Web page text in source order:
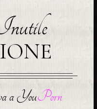
a YouPorn